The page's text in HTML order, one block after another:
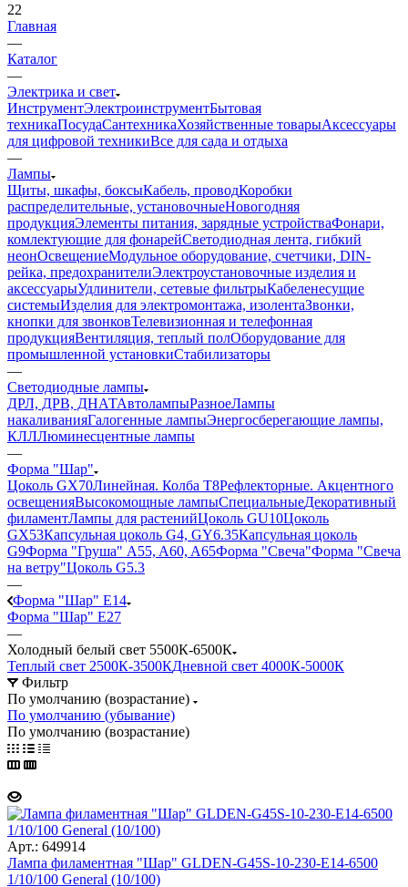
22
Главная
—
Каталог
—
Электрика и свет
ИнструментЭлектроинструментБытовая
техникаПосудаСантехникаХозяйственные товарыАксессуары
для цифровой техникиВсе для сада и отдыха
—
Лампы
Щиты, шкафы, боксыКабель, проводКоробки
распределительные, установочныеНовогодняя
продукцияЭлементы питания, зарядные устройстваФонари,
комлектующие для фонарейСветодиодная лента, гибкий
неонОсвещениеМодульное оборудование, счетчики, DIN-
рейка, предохранителиЭлектроустановочные изделия и
аксессуарыУдлинители, сетевые фильтрыКабеленесущие
системыИзделия для электромонтажа, изолентаЗвонки,
кнопки для звонковТелевизионная и телефонная
продукцияВентиляция, теплый полОборудование для
промышленной установкиСтабилизаторы
—
Светодиодные лампы
ДРЛ, ДРВ, ДНАТАвтолампыРазноеЛампы
накаливанияГалогенные лампыЭнергосберегающие лампы,
КЛЛЛюминесцентные лампы
—
Форма "Шар"
Цоколь GX70Линейная. Колба Т8Рефлекторные. Акцентного
освещенияВысокомощные лампыСпециальныеДекоративный
филаментЛампы для растенийЦоколь GU10Цоколь
GX53Капсульная цоколь G4, GY6.35Капсульная цоколь
G9Форма "Груша" A55, A60, A65Форма "Свеча"Форма "Свеча
на ветру"Цоколь G5.3
—
Форма "Шар" E14
Форма "Шар" E27
—
Холодный белый свет 5500К-6500К
Теплый свет 2500К-3500КДневной свет 4000К-5000К
Фильтр
По умолчанию (возрастание)
По умолчанию (убывание)
По умолчанию (возрастание)
Арт.: 649914
Лампа филаментная "Шар" GLDEN-G45S-10-230-E14-6500
1/10/100 General (10/100)